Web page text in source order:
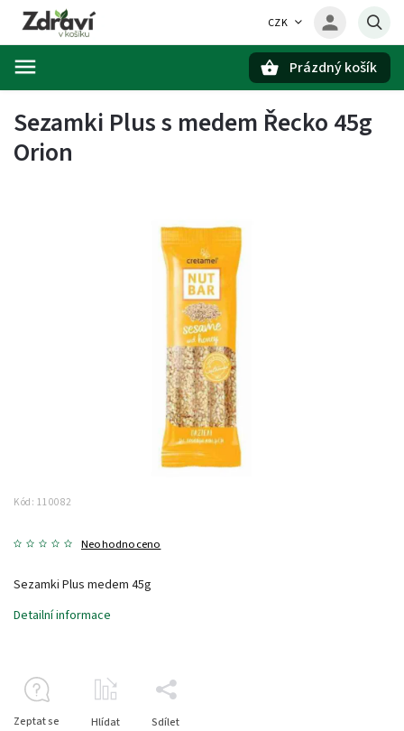
CZK
Prázdný košík
Sezamki Plus s medem Řecko 45g
Orion
Kód: 110082
Neohodnoceno
Sezamki Plus medem 45g
Detailní informace
Zeptat se Hlídat Sdílet